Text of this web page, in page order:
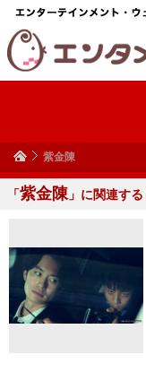
紫金陳
「紫金陳 」に関連する